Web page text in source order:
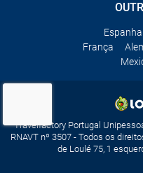
Espanha
França
Travelfactory Portugal
RNAVT nº 3507 - Todos os
de Loulé 75, 1